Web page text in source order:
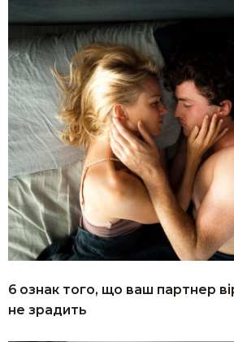
6 ознак того, що ваш партнер
не зрадить